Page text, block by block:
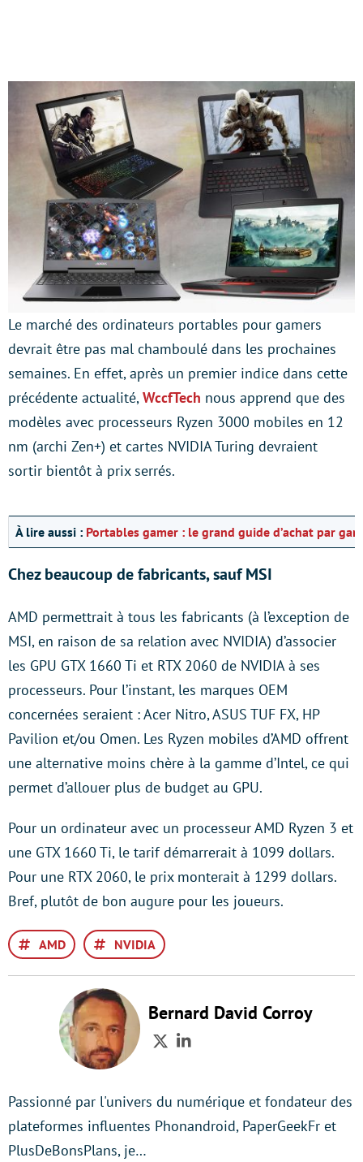
Le marché des ordinateurs portables pour gamers
devrait être pas mal chamboulé dans les prochaines
semaines. En effet, après un premier indice dans cette
précédente actualité,WccfTech nous apprend que des
modèles avec processeurs Ryzen 3000 mobiles en 12
nm (archi Zen+) et cartes NVIDIA Turing devraient
sortir bientôt à prix serrés.
À lire aussi : Portables gamer : le grand guide d’achat par
Chez beaucoup de fabricants, sauf MSI
AMD permettrait à tous les fabricants (à l’exception de
MSI, en raison de sa relation avec NVIDIA) d’associer
les GPU GTX 1660 Ti et RTX 2060 de NVIDIA à ses
processeurs. Pour l’instant, les marques OEM
concernées seraient : Acer Nitro, ASUS TUF FX, HP
Pavilion et/ou Omen. Les Ryzen mobiles d’AMD offrent
une alternative moins chère à la gamme d’Intel, ce qui
permet d’allouer plus de budget au GPU.
Pour un ordinateur avec un processeur AMD Ryzen 3 et
une GTX 1660 Ti, le tarif démarrerait à 1099 dollars.
Pour une RTX 2060, le prix monterait à 1299 dollars.
Bref, plutôt de bon augure pour les joueurs.
AMD NVIDIA
Bernard David Corroy
TwitterLinkedIn
Passionné par l'univers du numérique et fondateur des
plateformes influentes Phonandroid, PaperGeekFr et
PlusDeBonsPlans, je…